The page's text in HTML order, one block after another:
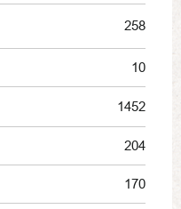
258
10
1452
204
170